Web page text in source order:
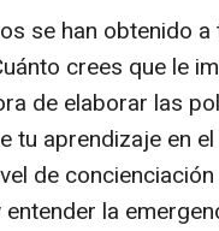
se han obtenido
crees que le
de elaborar las
tu aprendizaje en
de
la